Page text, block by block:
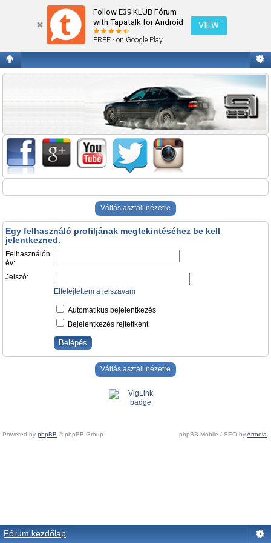
Follow E39 KLUB Fórum
with Tapatalk for Android
FREE - on Google Play
VIEW
Belépés
Váltás asztali nézetre
Egy felhasználó profiljának megtekintéséhez be kell
jelentkezned.
Felhasználón
év:
Jelszó:
Elfelejtettem a jelszavam
Automatikus bejelentkezés
Bejelentkezés rejtettként
Váltás asztali nézetre
Powered by phpBB © phpBB Group. phpBB Mobile / SEO byArtodia.
Fórum kezdőlap